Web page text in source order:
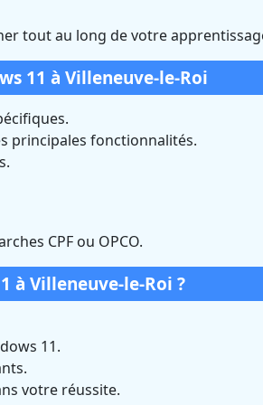
tout au long de votre
11 à Villeneuve-le-Roi
principales fonctionnalités.
CPF ou OPCO.
à Villeneuve-le-Roi ?
11.
votre réussite.